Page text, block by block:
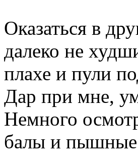
Оказаться в
далеко не
плахе и пули
Дар при мне,
Немного
балы и